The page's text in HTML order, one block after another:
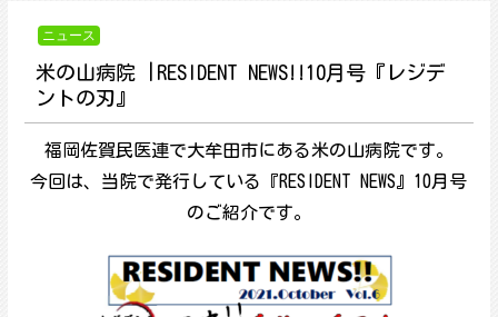
ニュース
米の山病院 |RESIDENT NEWS!!10月号『レジデ
ントの刃』
福岡佐賀民医連で大牟田市にある米の山病院です。
今回は、当院で発行している『RESIDENT NEWS』10月号
のご紹介です。